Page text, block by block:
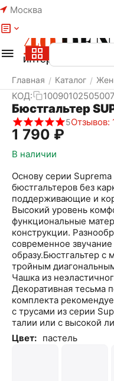
Москва
Главная / Каталог /
КОД:
Бюстгальтер
5Отзывов:
1 790 ₽
В наличии
Основу серии
бюстгальтеров без
поддерживающие и
Высокий уровень
функциональные
конструкции.
современное
образу.Бюстгальтер с
тройным
Чашка из
Декоративная тесьма
комплекта
с трусами из серии
талии или с высокой
Цвет: пастель
Меню